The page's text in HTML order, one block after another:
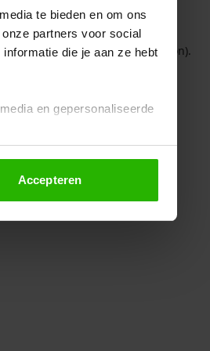
te bieden en om ons
partners voor social
die je aan ze hebt
en gepersonaliseerde
altijd wijzigen of
Accepteren
console for more information).